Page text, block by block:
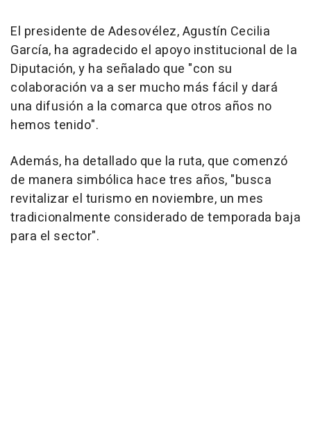
El presidente de Adesovélez, Agustín Cecilia
García, ha agradecido el apoyo institucional de la
Diputación, y ha señalado que "con su
colaboración va a ser mucho más fácil y dará
una difusión a la comarca que otros años no
hemos tenido".
Además, ha detallado que la ruta, que comenzó
de manera simbólica hace tres años, "busca
revitalizar el turismo en noviembre, un mes
tradicionalmente considerado de temporada baja
para el sector".